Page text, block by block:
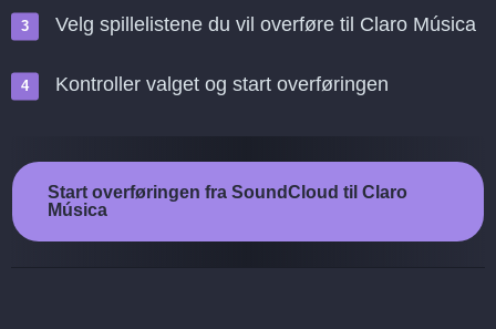
Velg spillelistene du vil overføre til Claro Música
Kontroller valget og start overføringen
Start overføringen fra SoundCloud til Claro
Música